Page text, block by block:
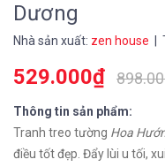
Dương
Nhà sản xuất: zen house |
529.000₫
Thông tin sản phẩm:
Tranh treo tường Hoa
điều tốt đẹp. Đẩy lùi u tối,